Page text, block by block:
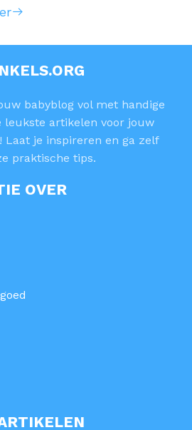
babyblog vol met handige
leukste artikelen voor jouw
Laat je inspireren en ga zelf
praktische tips.
OVER